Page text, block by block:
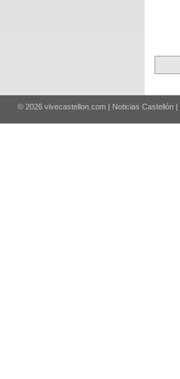
© 2026 vivecastellon.com | Noticias Castellón